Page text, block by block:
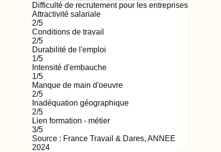
Difficulté de recrutement pour les entreprises
Attractivité salariale
2/5
Conditions de travail
2/5
Durabilité de l'emploi
1/5
Intensité d'embauche
1/5
Manque de main d'oeuvre
2/5
Inadéquation géographique
2/5
Lien formation - métier
3/5
Source : France Travail & Dares, ANNEE
2024